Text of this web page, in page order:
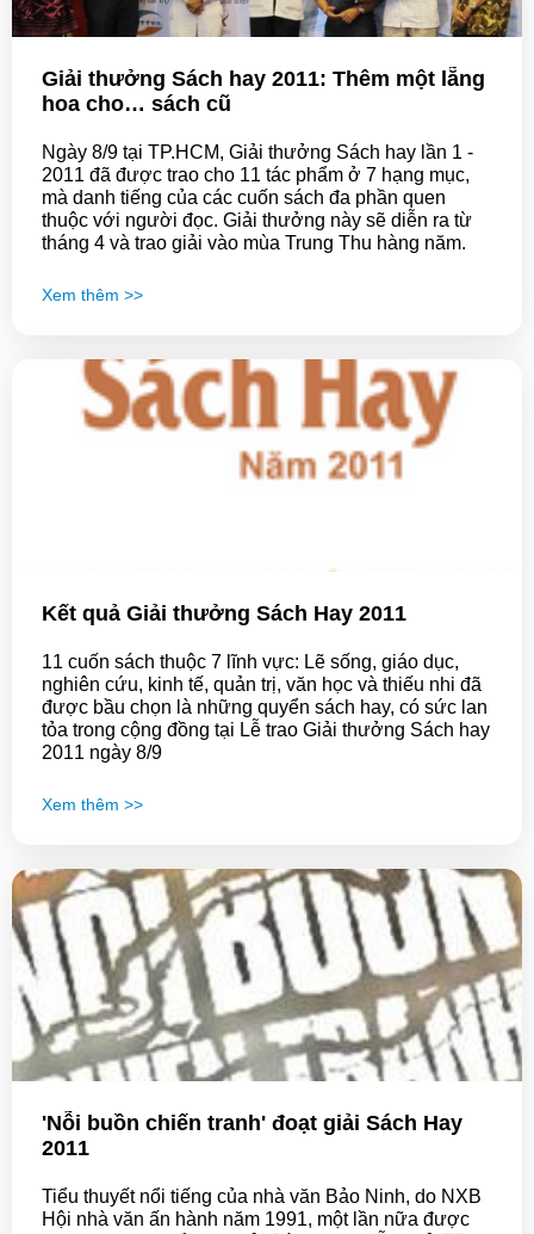
Giải thưởng Sách hay 2011: Thêm một lẵng
hoa cho… sách cũ
Ngày 8/9 tại TP.HCM, Giải thưởng Sách hay lần 1 -
2011 đã được trao cho 11 tác phẩm ở 7 hạng mục,
mà danh tiếng của các cuốn sách đa phần quen
thuộc với người đọc. Giải thưởng này sẽ diễn ra từ
tháng 4 và trao giải vào mùa Trung Thu hàng năm.
Xem thêm >>
Kết quả Giải thưởng Sách Hay 2011
11 cuốn sách thuộc 7 lĩnh vực: Lẽ sống, giáo dục,
nghiên cứu, kinh tế, quản trị, văn học và thiếu nhi đã
được bầu chọn là những quyển sách hay, có sức lan
tỏa trong cộng đồng tại Lễ trao Giải thưởng Sách hay
2011 ngày 8/9
Xem thêm >>
'Nỗi buồn chiến tranh' đoạt giải Sách Hay
2011
Tiểu thuyết nổi tiếng của nhà văn Bảo Ninh, do NXB
Hội nhà văn ấn hành năm 1991, một lần nữa được